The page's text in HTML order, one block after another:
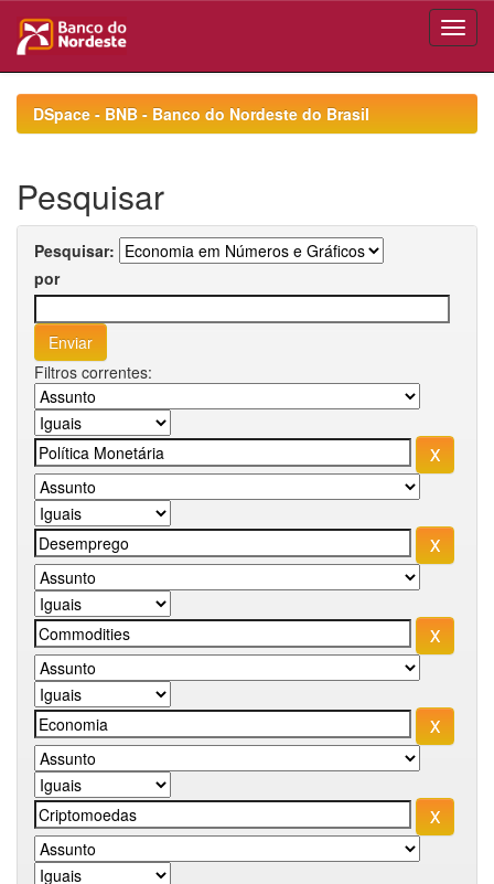
navigationDSpace - BNB - Banco do Nordeste do Brasil
Pesquisar
Pesquisar:
por
Filtros correntes: